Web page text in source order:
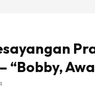
“Bobby,